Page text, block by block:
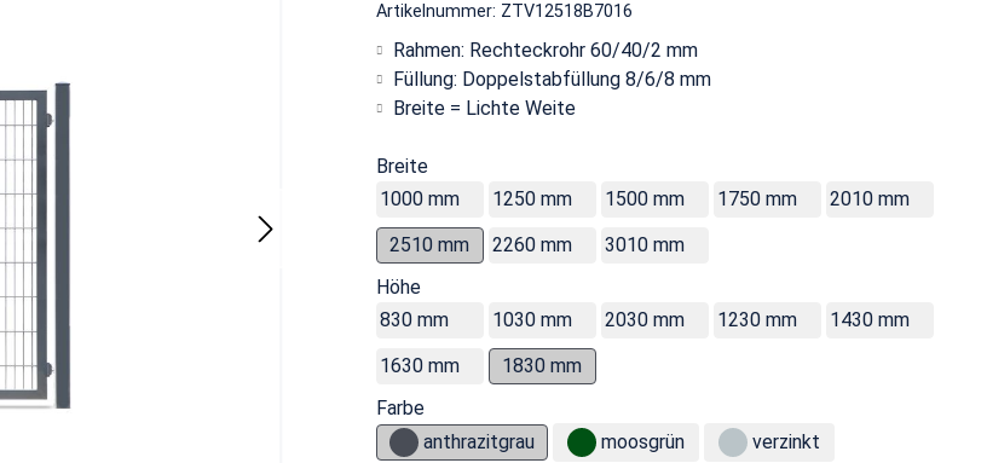
Artikelnummer: ZTV12518B7016
Rahmen: Rechteckrohr 60/40/2 mm
Füllung: Doppelstabfüllung 8/6/8 mm
Breite = Lichte Weite
Breite
1000 mm
1250 mm 1500 mm 1750 mm
2010 mm
2510 mm
2260 mm
3010 mm
Höhe
830 mm
1030 mm 2030 mm 1230 mm
1430 mm
1630 mm
1830 mm
Farbe
anthrazitgrau
moosgrün
verzinkt